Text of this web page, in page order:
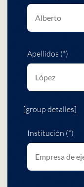
Apellidos (*)
[group detalles]
Institución (*)